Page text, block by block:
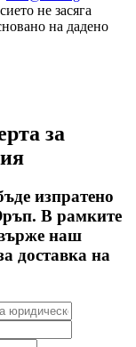
не засяга
на дадено
за
изпратено
В рамките
наш
доставка на